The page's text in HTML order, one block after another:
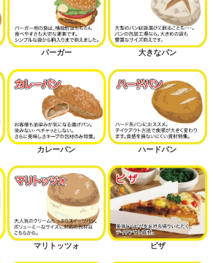
バーガー 大きなパン
カレーパン ハードパン
マリトッツォ ピザ